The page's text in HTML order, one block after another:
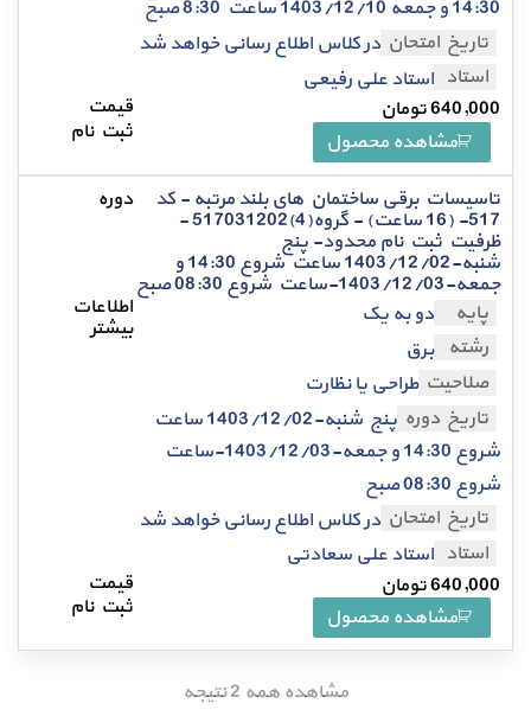
14:30 و جمعه 1403/12/10 ساعت 8:30 صبح
تاریخ امتحان در کلاس اطلاع رسانی خواهد شد
استاد استاد علی رفیعی
640,000تومان
مشاهده محصول
تاسیسات برقی ساختمان های بلند مرتبه - کد
517- (16 ساعت) - گروه(4)517031202 -
ظرفیت ثبت نام محدود- پنج
شنبه-1403/12/02 ساعت شروع 14:30 و
جمعه-1403/12/03-ساعت شروع 08:30 صبح
پایه
دو به یک
رشته برق
صلاحیت طراحی یا نظارت
تاریخ دوره
پنج شنبه-1403/12/02 ساعت
شروع 14:30 و جمعه-1403/12/03-ساعت
شروع 08:30 صبح
تاریخ امتحان در کلاس اطلاع رسانی خواهد شد
استاد استاد علی سعادتی
640,000تومان
مشاهده محصول
مشاهده همه 2 نتیجه